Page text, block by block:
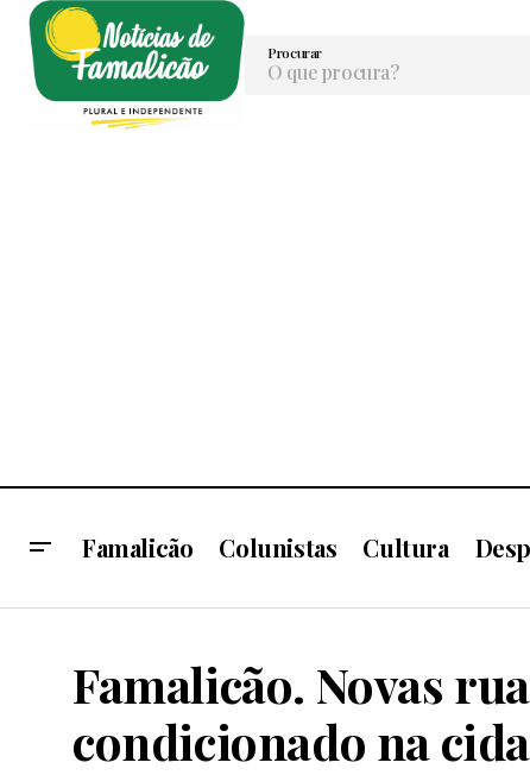
Procurar
Famalicão Colunistas Cultura
Famalicão. Novas
condicionado na